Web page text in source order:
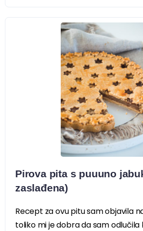
Pirova pita s puuuno
zaslađena)
Recept za ovu pitu sam objavila
toliko mi je dobra da sam odlučila